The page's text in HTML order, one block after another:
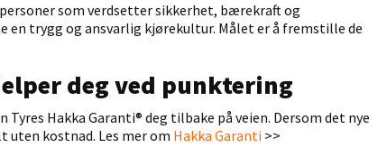
som verdsetter sikkerhet, bærekraft og
trygg og ansvarlig kjørekultur. Målet er å fremstille de
deg ved punktering
Hakka Garanti® deg tilbake på veien. Dersom det nye
kostnad. Les mer om Hakka Garanti >>